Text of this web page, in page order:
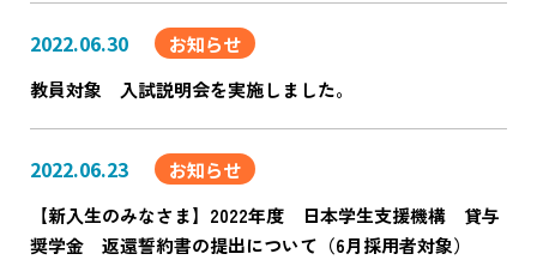
2022.06.30
お知らせ
教員対象 入試説明会を実施しました。
2022.06.23
お知らせ
【新入生のみなさま】2022年度 日本学生支援機構 貸与
奨学金 返還誓約書の提出について（6月採用者対象）